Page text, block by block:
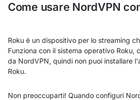
Come usare NordVPN
Roku è un dispositivo per lo streaming
Funziona con il sistema operativo Roku,
da NordVPN, quindi non puoi installare
Roku.
Non preoccuparti! Quando configuri